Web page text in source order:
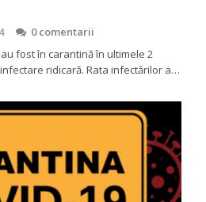
0 comentarii
fost în carantină în ultimele 2
ridicară. Rata infectărilor a…